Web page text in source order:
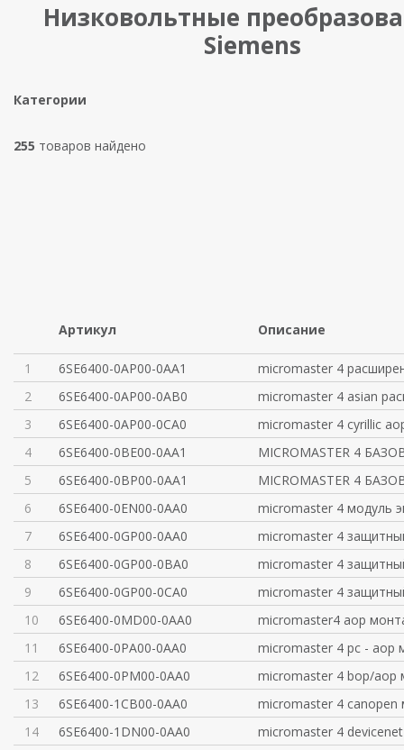
Низковольтные
Siemens
Категории
255 товаров найдено
Артикул Описание
1 6SE6400-0AP00-0AA1
micromaster 4
2
6SE6400-0AP00-0AB0
micromaster 4 asian
3
6SE6400-0AP00-0CA0
micromaster 4 cyrillic
4
6SE6400-0BE00-0AA1
MICROMASTER 4
5
6SE6400-0BP00-0AA1
MICROMASTER 4
6
6SE6400-0EN00-0AA0
micromaster 4 модуль
7
6SE6400-0GP00-0AA0
micromaster 4
8
6SE6400-0GP00-0BA0
micromaster 4
9
6SE6400-0GP00-0CA0
micromaster 4
10
6SE6400-0MD00-0AA0
micromaster4 aop
11
6SE6400-0PA00-0AA0
micromaster 4 pc - aop
12
6SE6400-0PM00-0AA0
micromaster 4 bop/aop
13
6SE6400-1CB00-0AA0
micromaster 4 canopen
14
6SE6400-1DN00-0AA0
micromaster 4